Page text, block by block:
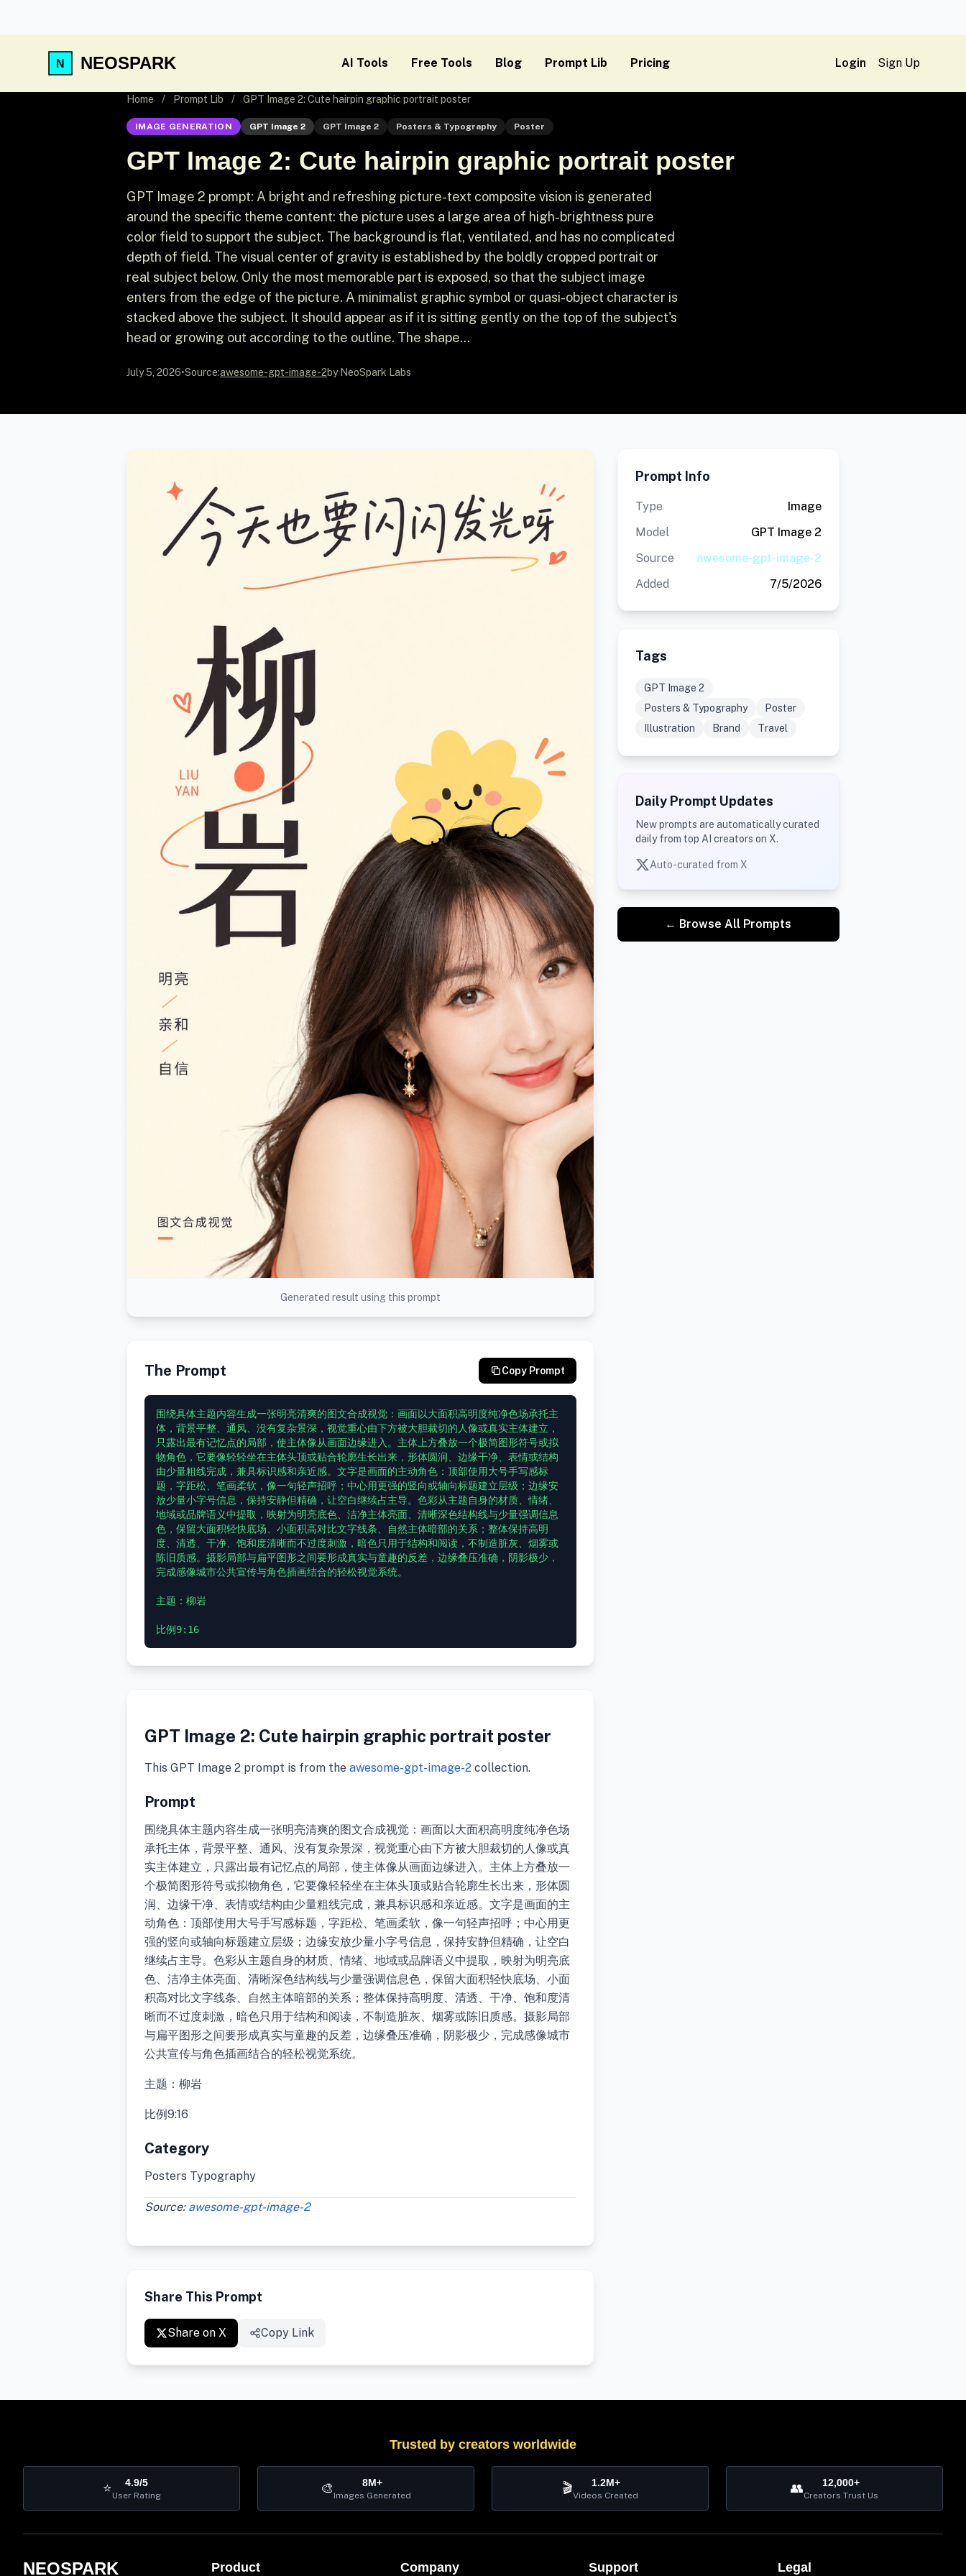
NEOSPARK AI Tools Free Tools Blog Prompt Lib Pricing Login Sign Up
Home / Prompt Lib / GPT Image 2: Cute hairpin graphic portrait poster
IMAGE GENERATION GPT Image 2 GPT Image 2 Posters & Typography Poster
GPT Image 2: Cute hairpin graphic portrait poster
GPT Image 2 prompt: A bright and refreshing picture-text composite vision is generated
around the specific theme content: the picture uses a large area of ​​high-brightness pure
color field to support the subject. The background is flat, ventilated, and has no complicated
depth of field. The visual center of gravity is established by the boldly cropped portrait or
real subject below. Only the most memorable part is exposed, so that the subject image
enters from the edge of the picture. A minimalist graphic symbol or quasi-object character is
stacked above the subject. It should appear as if it is sitting gently on the top of the subject's
head or growing out according to the outline. The shape...
July 5, 2026•Source:awesome-gpt-image-2by NeoSpark Labs
Generated result using this prompt
The Prompt Copy Prompt
围绕具体主题内容生成一张明亮清爽的图文合成视觉：画面以大面积高明度纯净色场承托主
体，背景平整、通风、没有复杂景深，视觉重心由下方被大胆裁切的人像或真实主体建立，
只露出最有记忆点的局部，使主体像从画面边缘进入。主体上方叠放一个极简图形符号或拟
物角色，它要像轻轻坐在主体头顶或贴合轮廓生长出来，形体圆润、边缘干净、表情或结构
由少量粗线完成，兼具标识感和亲近感。文字是画面的主动角色：顶部使用大号手写感标
题，字距松、笔画柔软，像一句轻声招呼；中心用更强的竖向或轴向标题建立层级；边缘安
放少量小字号信息，保持安静但精确，让空白继续占主导。色彩从主题自身的材质、情绪、
地域或品牌语义中提取，映射为明亮底色、洁净主体亮面、清晰深色结构线与少量强调信息
色，保留大面积轻快底场、小面积高对比文字线条、自然主体暗部的关系；整体保持高明
度、清透、干净、饱和度清晰而不过度刺激，暗色只用于结构和阅读，不制造脏灰、烟雾或
陈旧质感。摄影局部与扁平图形之间要形成真实与童趣的反差，边缘叠压准确，阴影极少，
完成感像城市公共宣传与角色插画结合的轻松视觉系统。
主题：柳岩
GPT Image 2: Cute hairpin graphic portrait poster
This GPT Image 2 prompt is from the awesome-gpt-image-2 collection.
Prompt
围绕具体主题内容生成一张明亮清爽的图文合成视觉：画面以大面积高明度纯净色场
承托主体，背景平整、通风、没有复杂景深，视觉重心由下方被大胆裁切的人像或真
实主体建立，只露出最有记忆点的局部，使主体像从画面边缘进入。主体上方叠放一
个极简图形符号或拟物角色，它要像轻轻坐在主体头顶或贴合轮廓生长出来，形体圆
润、边缘干净、表情或结构由少量粗线完成，兼具标识感和亲近感。文字是画面的主
动角色：顶部使用大号手写感标题，字距松、笔画柔软，像一句轻声招呼；中心用更
强的竖向或轴向标题建立层级；边缘安放少量小字号信息，保持安静但精确，让空白
继续占主导。色彩从主题自身的材质、情绪、地域或品牌语义中提取，映射为明亮底
色、洁净主体亮面、清晰深色结构线与少量强调信息色，保留大面积轻快底场、小面
积高对比文字线条、自然主体暗部的关系；整体保持高明度、清透、干净、饱和度清
晰而不过度刺激，暗色只用于结构和阅读，不制造脏灰、烟雾或陈旧质感。摄影局部
与扁平图形之间要形成真实与童趣的反差，边缘叠压准确，阴影极少，完成感像城市
公共宣传与角色插画结合的轻松视觉系统。
主题：柳岩
比例9:16
Category
Posters Typography
Source: awesome-gpt-image-2
Share This Prompt
Share on X Copy Link
Prompt Info
Type
Image
Model
GPT Image 2
Source
awesome-gpt-image-2
Added
7/5/2026
Tags
GPT Image 2
Posters & Typography
Poster
Illustration
Brand Travel
Daily Prompt Updates
New prompts are automatically curated
daily from top AI creators on X.
Auto-curated from X
← Browse All Prompts
Trusted by creators worldwide
⭐ 4.9/5
User Rating 🎨 8M+
Images Generated 🎬 1.2M+
Videos Created 👥 12,000+
Creators Trust Us
NEOSPARK Product Company Support Legal